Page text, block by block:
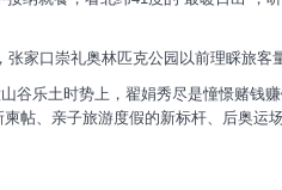
张家口崇礼奥林匹克公园以前理睬旅
谷乐土时势上，翟娟秀尽是憧憬赌钱
帖、亲子旅游度假的新标杆、后奥运